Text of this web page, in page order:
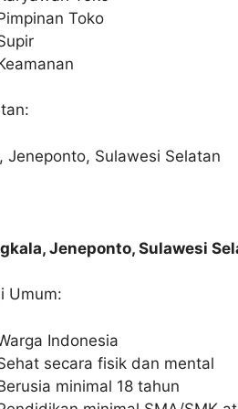
Toko
Jeneponto, Sulawesi Selatan
Jeneponto, Sulawesi
Umum:
Indonesia
secara fisik dan mental
minimal 18 tahun